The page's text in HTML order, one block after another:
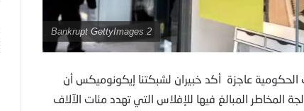
2 Bankrupt GettyImages
الحكومية عاجزة أكد خبيران لشبكتنا إيكونوميكس أن
المبالغ فيها للإفلاس التي تهدد مئات الآلاف